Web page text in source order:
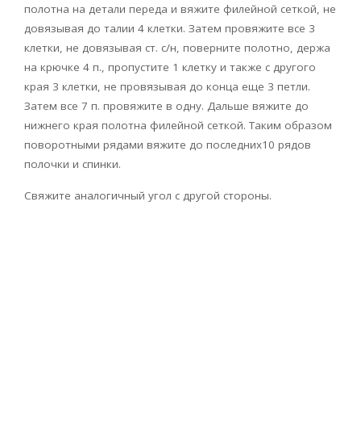
полотна на детали переда и вяжите филейной сеткой, не
довязывая до талии 4 клетки. Затем провяжите все 3
клетки, не довязывая ст. с/н, поверните полотно, держа
на крючке 4 п., пропустите 1 клетку и также с другого
края 3 клетки, не провязывая до конца еще 3 петли.
Затем все 7 п. провяжите в одну. Дальше вяжите до
нижнего края полотна филейной сеткой. Таким образом
поворотными рядами вяжите до последних10 рядов
полочки и спинки.
Свяжите аналогичный угол с другой стороны.